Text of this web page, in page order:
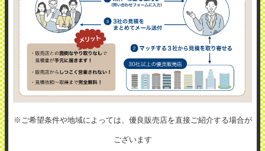
※ご希望条件や地域によっては、優良販売店を直接ご紹介する場合が
ございます